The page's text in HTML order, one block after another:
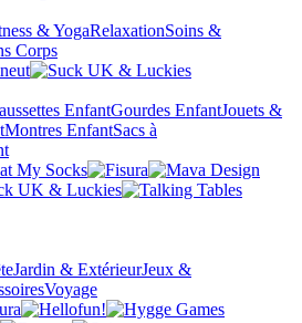
& YogaRelaxationSoins &
Corps
EnfantGourdes EnfantJouets &
Montres EnfantSacs à
Jardin & ExtérieurJeux &
Voyage